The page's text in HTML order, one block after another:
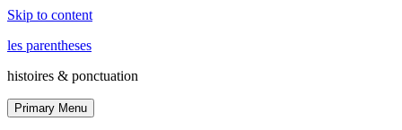
Skip to content
les parentheses
histoires & ponctuation
Primary Menu